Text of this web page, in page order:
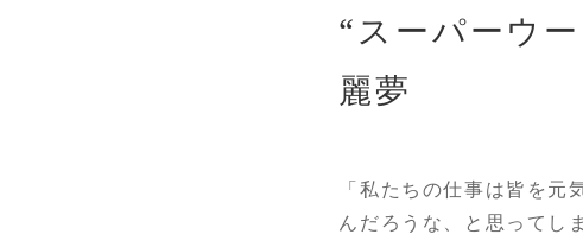
“スーパーウ
麗夢
「私たちの仕事は皆を
んだろうな、と思ってし